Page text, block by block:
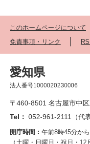
このホームページについて
免責事項・リンク
愛知県
法人番号1000020230006
〒460-8501 名古屋市中
Tel： 052-961-2111（代表
開庁時間： 午前8時45分か
（土曜・日曜日・祝日・12